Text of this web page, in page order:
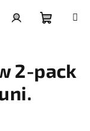
košík
2-pack